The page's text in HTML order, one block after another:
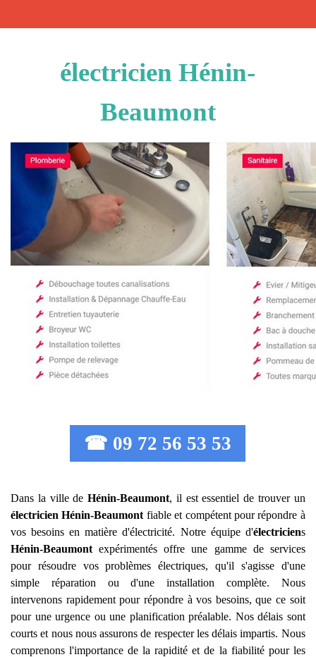
électricien Hénin-
Beaumont
☎ 09 72 56 53 53
Dans la ville deHénin-Beaumont, il est essentiel de trouver un
électricien Hénin-Beaumont fiable et compétent pour répondre à
vos besoins en matière d'électricité. Notre équipe d'électriciens
Hénin-Beaumont expérimentés offre une gamme de services
pour résoudre vos problèmes électriques, qu'il s'agisse d'une
simple réparation ou d'une installation complète. Nous
intervenons rapidement pour répondre à vos besoins, que ce soit
pour une urgence ou une planification préalable. Nos délais sont
courts et nous nous assurons de respecter les délais impartis. Nous
comprenons l'importance de la rapidité et de la fiabilité pour les